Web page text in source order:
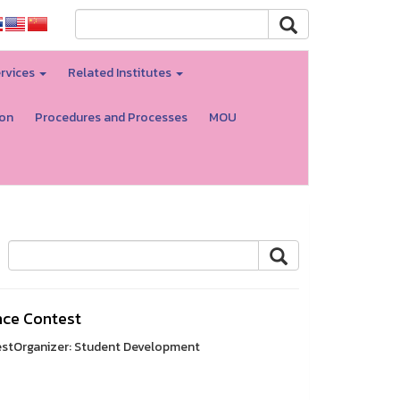
Related Institutes
Procedures and Processes MOU
Contest
Student Development